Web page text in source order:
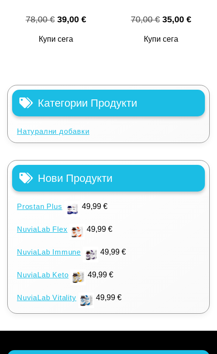
78,00€ Original
was:
39,00 €Текущата
Купи сега
70,00€ Original
was:
35,00€
Купи сега
Категории Продукти
Натурални добавки
Нови Продукти
Prostan Plus 49,99 €
NuviaLab Flex 49,99€
NuviaLab Immune 49,99 €
NuviaLab Keto 49,99€
NuviaLab Vitality 49,99 €